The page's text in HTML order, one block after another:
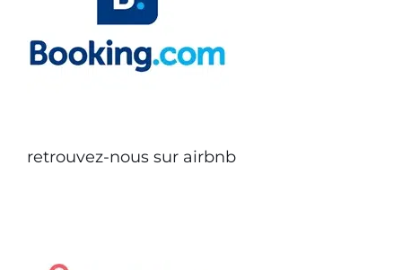
retrouvez-nous sur airbnb